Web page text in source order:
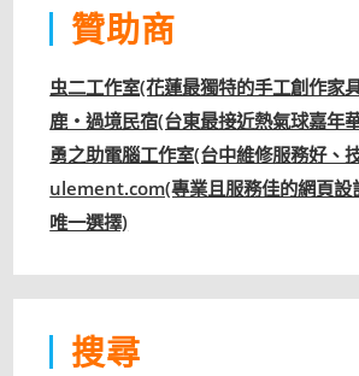
贊助商
虫二工作室(花蓮最獨特的手工創作家
鹿‧過境民宿(台東最接近熱氣球嘉年
勇之助電腦工作室(台中維修服務好、
ulement.com(專業且服務佳的網頁設
唯一選擇)
搜尋